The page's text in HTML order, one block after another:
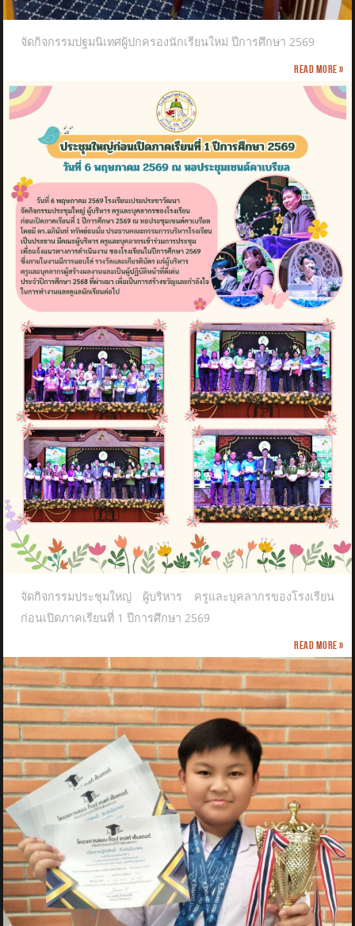
จัดกิจกรรมปฐมนิเทศผู้ปกครองนักเรียนใหม่ ปีการศึกษา 2569
Read more »
จัดกิจกรรมประชุมใหญ่ ผู้บริหาร ครูและบุคลากรของโรงเรียน
ก่อนเปิดภาคเรียนที่ 1 ปีการศึกษา 2569
Read more »